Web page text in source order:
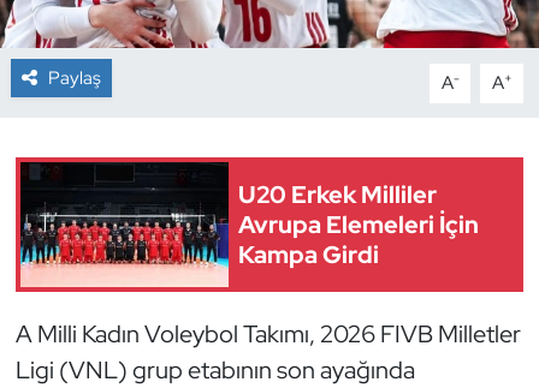
Paylaş A- A+
U20 Erkek Milliler
Avrupa Elemeleri İçin
Kampa Girdi
A Milli Kadın Voleybol Takımı, 2026 FIVB Milletler
Ligi (VNL) grup etabının son ayağında
Curling
Dağcılık
Dans Sporları
Dövüş Sanatı
E-Spor
Eskrim